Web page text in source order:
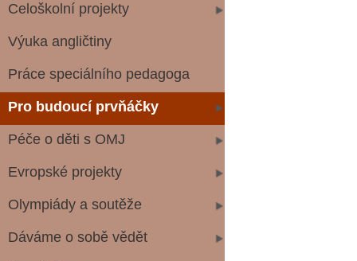
Celoškolní projekty
Výuka angličtiny
Práce speciálního pedagoga
Pro budoucí prvňáčky
Péče o děti s OMJ
Evropské projekty
Olympiády a soutěže
Dáváme o sobě vědět